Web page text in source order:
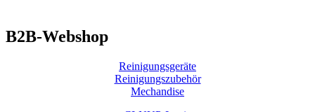
B2B-Webshop
Reinigungsgeräte
Reinigungszubehör
Mechandise